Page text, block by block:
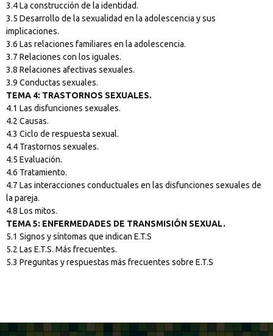
3.4 La construcción de la identidad.
3.5 Desarrollo de la sexualidad en la adolescencia y sus
implicaciones.
3.6 Las relaciones familiares en la adolescencia.
3.7 Relaciones con los iguales.
3.8 Relaciones afectivas sexuales.
3.9 Conductas sexuales.
TEMA 4: TRASTORNOS SEXUALES.
4.1 Las disfunciones sexuales.
4.2 Causas.
4.3 Ciclo de respuesta sexual.
4.4 Trastornos sexuales.
4.5 Evaluación.
4.6 Tratamiento.
4.7 Las interacciones conductuales en las disfunciones sexuales de
la pareja.
4.8 Los mitos.
TEMA 5: ENFERMEDADES DE TRANSMISIÓN SEXUAL.
5.1 Signos y síntomas que indican E.T.S
5.2 Las E.T.S. Más frecuentes.
5.3 Preguntas y respuestas más frecuentes sobre E.T.S